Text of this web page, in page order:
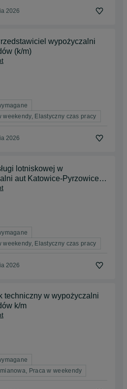
2026
wypożyczalni
(k/m)
weekendy, Elastyczny czas pracy
2026
lotniskowej w
aut Katowice-Pyrzowice
weekendy, Elastyczny czas pracy
2026
techniczny w wypożyczalni
k/m
Praca w weekendy